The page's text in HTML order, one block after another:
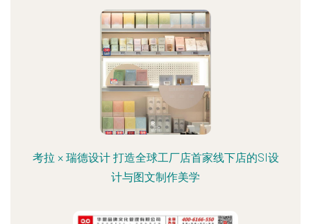
考拉 × 瑞德设计 打造全球工厂店首家线下店的SI设
计与图文制作美学